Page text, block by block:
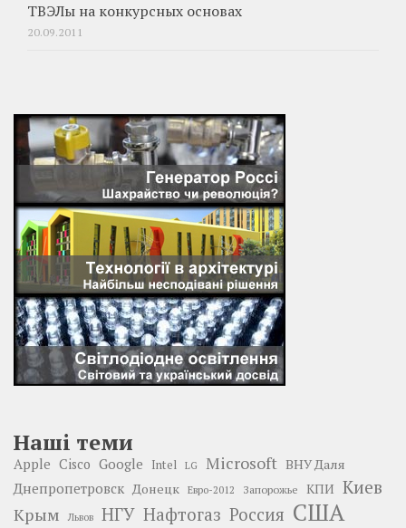
ТВЭЛы на конкурсных основах
20.09.2011
Наші теми
Apple Cisco Google Intel LG Microsoft ВНУ Даля
Днепропетровск Донецк Евро-2012 Запорожье КПИ Киев
Крым Львов НГУ Нафтогаз Россия США